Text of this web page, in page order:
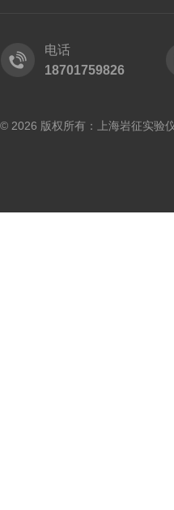
电话
18701759826
© 2026 版权所有：上海岩征实验